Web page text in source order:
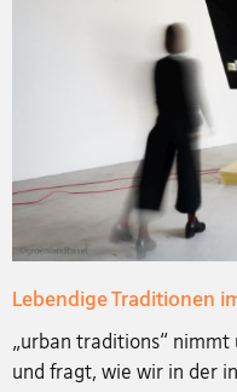
Lebendige Traditionen
„urban traditions“
und fragt, wie wir in der